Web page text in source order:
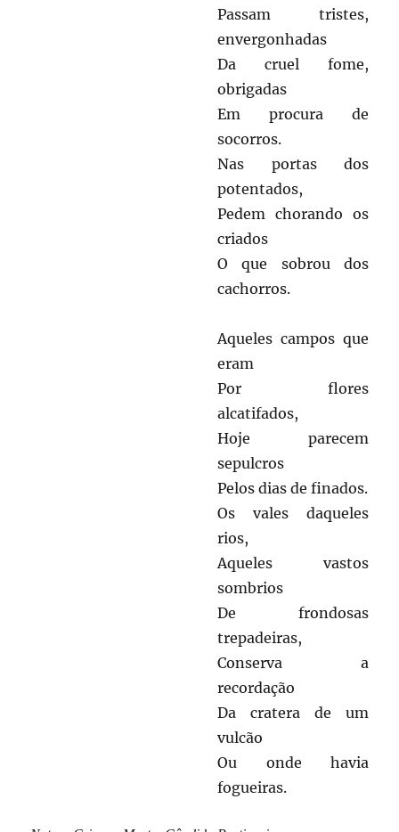
Passam tristes,
envergonhadas
Da cruel fome,
obrigadas
Em procura de
socorros.
Nas portas dos
potentados,
Pedem chorando os
criados
O que sobrou dos
cachorros.
Aqueles campos que
eram
Por flores
alcatifados,
Hoje parecem
sepulcros
Pelos dias de finados.
Os vales daqueles
rios,
Aqueles vastos
sombrios
De frondosas
trepadeiras,
Conserva a
recordação
Da cratera de um
vulcão
Ou onde havia
fogueiras.